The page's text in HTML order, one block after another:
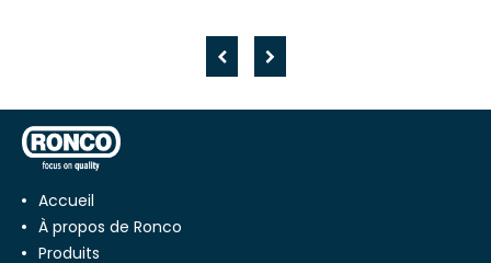
Accueil
À propos de Ronco
Produits